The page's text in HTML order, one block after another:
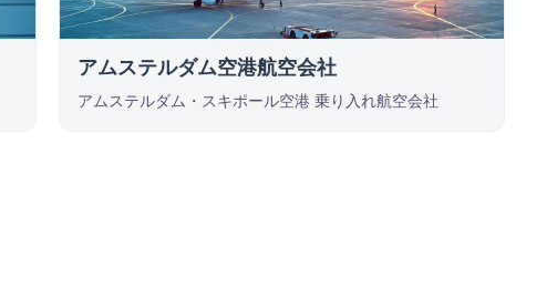
アムステルダム空港航空会社
アムステルダム・スキポール空港 乗り入れ航空会社